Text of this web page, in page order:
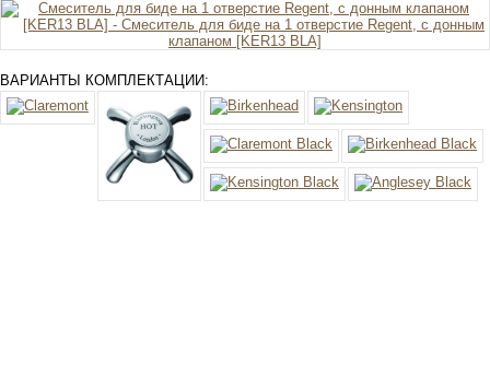
ВАРИАНТЫ КОМПЛЕКТАЦИИ: